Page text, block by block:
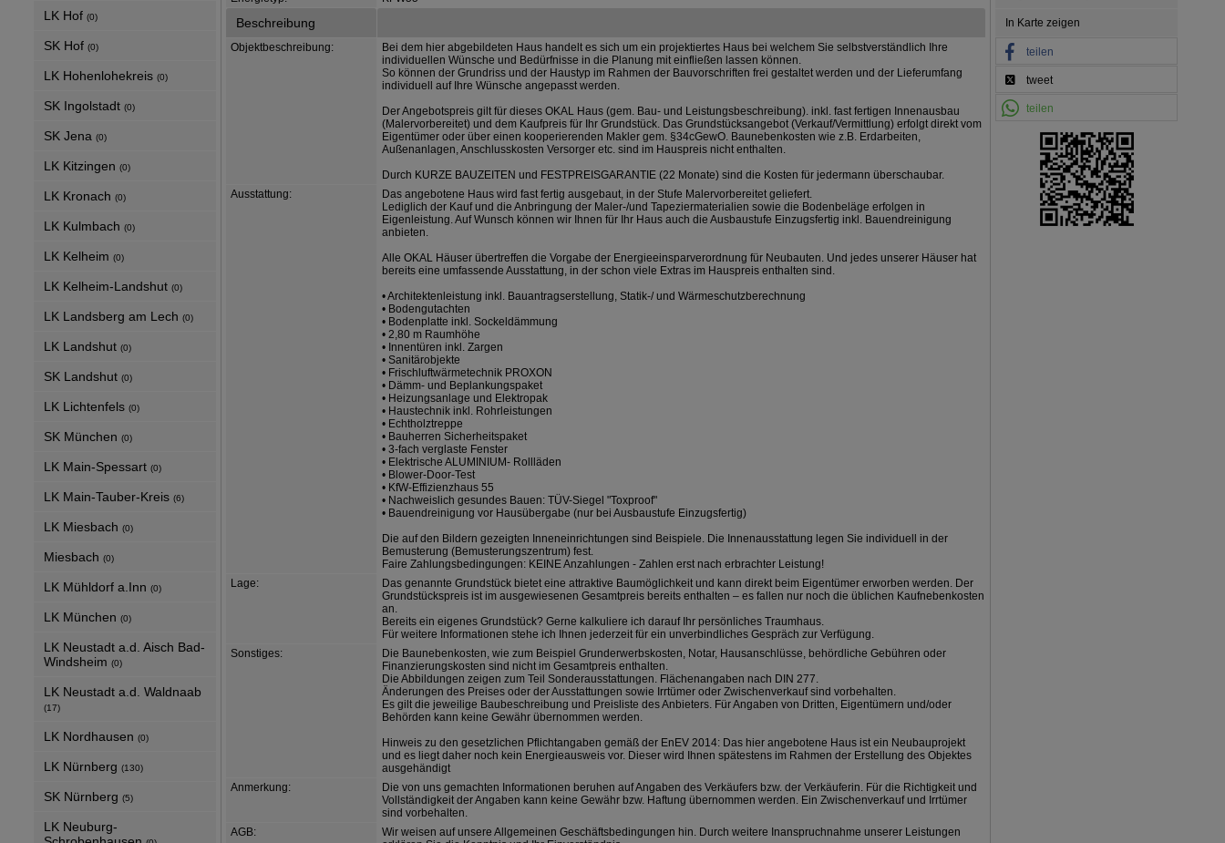
LK Hof (0)
SK Hof (0)
LK Hohenlohekreis (0)
SK Ingolstadt (0)
SK Jena (0)
LK Kitzingen (0)
LK Kronach (0)
LK Kulmbach (0)
LK Kelheim (0)
LK Kelheim-Landshut (0)
LK Landsberg am Lech (0)
LK Landshut (0)
SK Landshut (0)
LK Lichtenfels (0)
SK München (0)
LK Main-Spessart (0)
LK Main-Tauber-Kreis (6)
LK Miesbach (0)
Miesbach (0)
LK Mühldorf a.Inn (0)
LK München (0)
LK Neustadt a.d. Aisch Bad-
Windsheim (0)
LK Neustadt a.d. Waldnaab
(17)
LK Nordhausen (0)
LK Nürnberg (130)
SK Nürnberg (5)
LK Neuburg-
In Karte zeigen
teilen
tweet
teilen
Beschreibung
Objektbeschreibung:
Bei dem hier abgebildeten Haus handelt es sich um ein projektiertes Haus bei welchem Sie selbstverständlich Ihre
individuellen Wünsche und Bedürfnisse in die Planung mit einfließen lassen können.
So können der Grundriss und der Haustyp im Rahmen der Bauvorschriften frei gestaltet werden und der Lieferumfang
individuell auf Ihre Wünsche angepasst werden.
Der Angebotspreis gilt für dieses OKAL Haus (gem. Bau- und Leistungsbeschreibung). inkl. fast fertigen Innenausbau
(Malervorbereitet) und dem Kaufpreis für Ihr Grundstück. Das Grundstücksangebot (Verkauf/Vermittlung) erfolgt direkt vom
Eigentümer oder über einen kooperierenden Makler gem. §34cGewO. Baunebenkosten wie z.B. Erdarbeiten,
Außenanlagen, Anschlusskosten Versorger etc. sind im Hauspreis nicht enthalten.
Durch KURZE BAUZEITEN und FESTPREISGARANTIE (22 Monate) sind die Kosten für jedermann überschaubar.
Ausstattung:
Das angebotene Haus wird fast fertig ausgebaut, in der Stufe Malervorbereitet geliefert.
Lediglich der Kauf und die Anbringung der Maler-/und Tapeziermaterialien sowie die Bodenbeläge erfolgen in
Eigenleistung. Auf Wunsch können wir Ihnen für Ihr Haus auch die Ausbaustufe Einzugsfertig inkl. Bauendreinigung
anbieten.
Alle OKAL Häuser übertreffen die Vorgabe der Energieeinsparverordnung für Neubauten. Und jedes unserer Häuser hat
bereits eine umfassende Ausstattung, in der schon viele Extras im Hauspreis enthalten sind.
• Architektenleistung inkl. Bauantragserstellung, Statik-/ und Wärmeschutzberechnung
• Bodengutachten
• Bodenplatte inkl. Sockeldämmung
• 2,80 m Raumhöhe
• Innentüren inkl. Zargen
• Sanitärobjekte
• Frischluftwärmetechnik PROXON
• Dämm- und Beplankungspaket
• Heizungsanlage und Elektropak
• Haustechnik inkl. Rohrleistungen
• Echtholztreppe
• Bauherren Sicherheitspaket
• 3-fach verglaste Fenster
• Elektrische ALUMINIUM- Rollläden
• Blower-Door-Test
• KfW-Effizienzhaus 55
• Nachweislich gesundes Bauen: TÜV-Siegel "Toxproof"
• Bauendreinigung vor Hausübergabe (nur bei Ausbaustufe Einzugsfertig)
Die auf den Bildern gezeigten Inneneinrichtungen sind Beispiele. Die Innenausstattung legen Sie individuell in der
Bemusterung (Bemusterungszentrum) fest.
Faire Zahlungsbedingungen: KEINE Anzahlungen - Zahlen erst nach erbrachter Leistung!
Lage:
Das genannte Grundstück bietet eine attraktive Baumöglichkeit und kann direkt beim Eigentümer erworben werden. Der
Grundstückspreis ist im ausgewiesenen Gesamtpreis bereits enthalten – es fallen nur noch die üblichen Kaufnebenkosten
an.
Bereits ein eigenes Grundstück? Gerne kalkuliere ich darauf Ihr persönliches Traumhaus.
Für weitere Informationen stehe ich Ihnen jederzeit für ein unverbindliches Gespräch zur Verfügung.
Sonstiges:
Die Baunebenkosten, wie zum Beispiel Grunderwerbskosten, Notar, Hausanschlüsse, behördliche Gebühren oder
Finanzierungskosten sind nicht im Gesamtpreis enthalten.
Die Abbildungen zeigen zum Teil Sonderausstattungen. Flächenangaben nach DIN 277.
Änderungen des Preises oder der Ausstattungen sowie Irrtümer oder Zwischenverkauf sind vorbehalten.
Es gilt die jeweilige Baubeschreibung und Preisliste des Anbieters. Für Angaben von Dritten, Eigentümern und/oder
Behörden kann keine Gewähr übernommen werden.
Hinweis zu den gesetzlichen Pflichtangaben gemäß der EnEV 2014: Das hier angebotene Haus ist ein Neubauprojekt
und es liegt daher noch kein Energieausweis vor. Dieser wird Ihnen spätestens im Rahmen der Erstellung des Objektes
ausgehändigt
Anmerkung:
Die von uns gemachten Informationen beruhen auf Angaben des Verkäufers bzw. der Verkäuferin. Für die Richtigkeit und
Vollständigkeit der Angaben kann keine Gewähr bzw. Haftung übernommen werden. Ein Zwischenverkauf und Irrtümer
sind vorbehalten.
AGB:
Wir weisen auf unsere Allgemeinen Geschäftsbedingungen hin. Durch weitere Inanspruchnahme unserer Leistungen